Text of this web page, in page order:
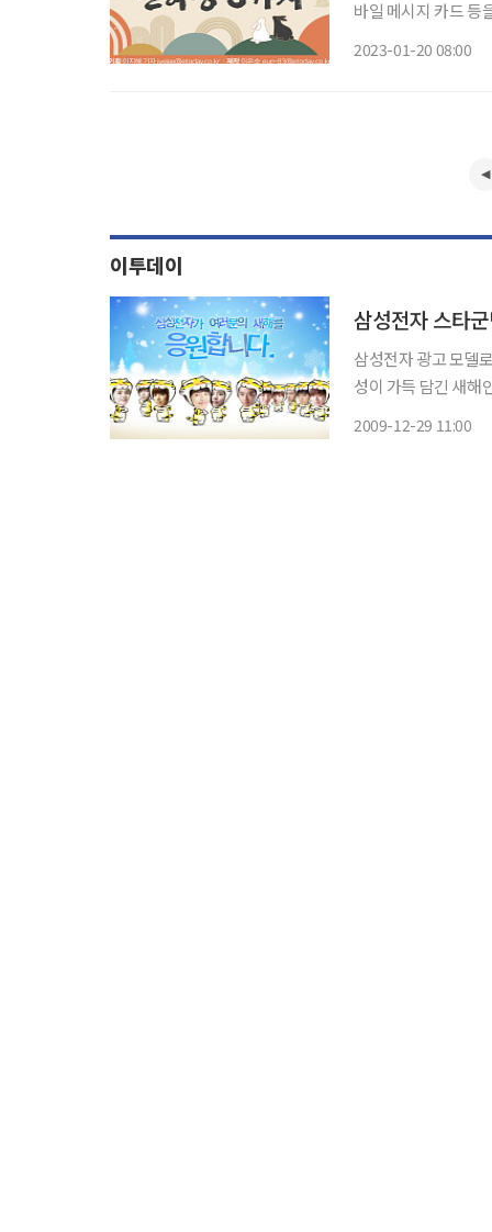
바일 메시지 카드 등
2023-01-20 08:00
이투데이
삼성전자 스타
삼성전자 광고 모델
성이 가득 담긴 새해인사를 전했다. 12월 24일부터 삼
2009-12-29 11:00